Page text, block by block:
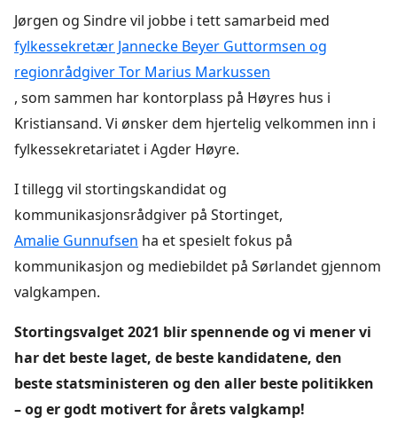
Jørgen og Sindre vil jobbe i tett samarbeid med
fylkessekretær Jannecke Beyer Guttormsen og
regionrådgiver Tor Marius Markussen
, som sammen har kontorplass på Høyres hus i
Kristiansand. Vi ønsker dem hjertelig velkommen inn i
fylkessekretariatet i Agder Høyre.
I tillegg vil stortingskandidat og
kommunikasjonsrådgiver på Stortinget,
Amalie Gunnufsen ha et spesielt fokus på
kommunikasjon og mediebildet på Sørlandet gjennom
valgkampen.
Stortingsvalget 2021 blir spennende og vi mener vi
har det beste laget, de beste kandidatene, den
beste statsministeren og den aller beste politikken
– og er godt motivert for årets valgkamp!